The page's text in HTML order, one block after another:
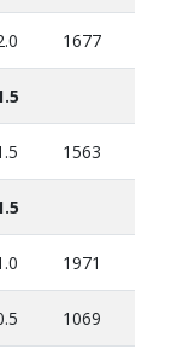
1677
1563
1971
1069